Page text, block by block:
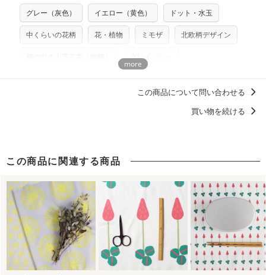
ご記載ください（50cm単位でのカットのみ）
プリント布の仕様についてもっと詳しく見る
※有料型紙（ホームソーイング型紙シリーズ）および柄がえ
らべるキットに付属された型紙は商用利用できませんのでご
注意ください。型紙自体の転用・販売および型紙を使用して
商用利用についての詳細はこちら
グレー（灰色） イエロー（黄色） ドット・水玉
中くらいの花柄 花・植物 ミモザ 北欧柄デザイン
グレイッシュ
この商品について問い合わせる
買い物を続ける
この商品に関連する商品